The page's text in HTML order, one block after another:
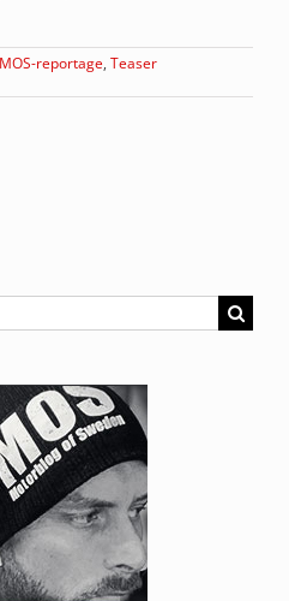
MOS-reportage, Teaser